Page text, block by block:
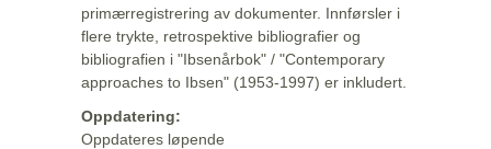
primærregistrering av dokumenter. Innførsler i
flere trykte, retrospektive bibliografier og
bibliografien i "Ibsenårbok" / "Contemporary
approaches to Ibsen" (1953-1997) er inkludert.
Oppdatering:
Oppdateres løpende